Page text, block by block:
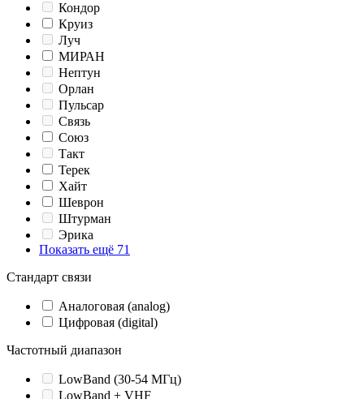
Кондор
Круиз
Луч
МИРАН
Нептун
Орлан
Пульсар
Связь
Союз
Такт
Терек
Хайт
Шеврон
Штурман
Эрика
Показать ещё 71
Стандарт связи
Аналоговая (analog)
Цифровая (digital)
Частотный диапазон
LowBand (30-54 МГц)
LowBand + VHF